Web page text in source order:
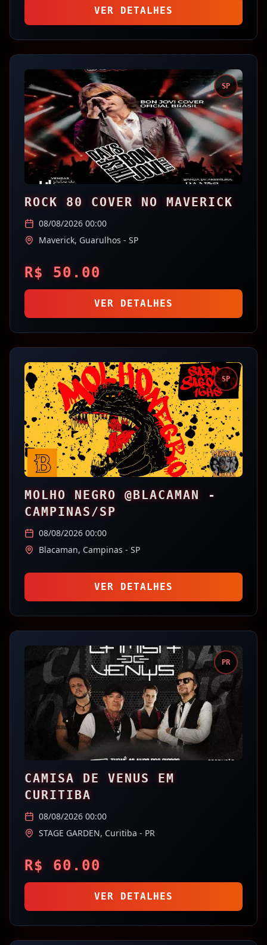
VER DETALHES
SP
ROCK 80 COVER NO MAVERICK
08/08/2026 00:00
Maverick, Guarulhos - SP
R$ 50.00
VER DETALHES
SP
MOLHO NEGRO @BLACAMAN -
CAMPINAS/SP
08/08/2026 00:00
Blacaman, Campinas - SP
VER DETALHES
PR
CAMISA DE VENUS EM
CURITIBA
08/08/2026 00:00
STAGE GARDEN, Curitiba - PR
R$ 60.00
VER DETALHES